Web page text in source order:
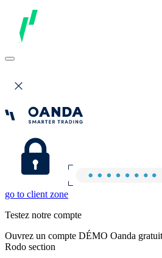
go to client zone
Testez notre compte
Ouvrez un compte DÉMO Oanda
Rodo section